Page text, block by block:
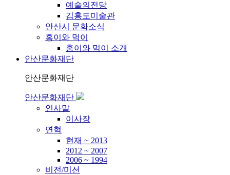
예술의전당
김홍도미술관
안산시 문화소식
홍이와 먹이
홍이와 먹이 소개
안산문화재단
안산문화재단
안산문화재단
인사말
이사장
연혁
현재 ~ 2013
2012 ~ 2007
2006 ~ 1994
비전/미션